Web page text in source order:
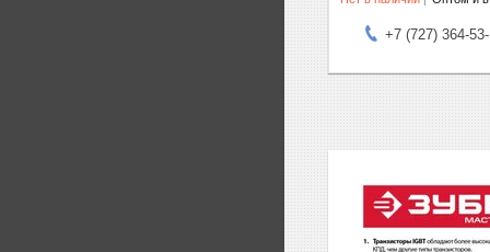
+7 (727) 364-